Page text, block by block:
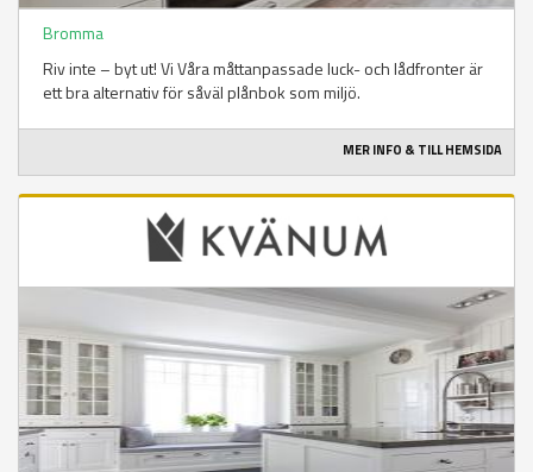
Bromma
Riv inte – byt ut! Vi Våra måttanpassade luck- och lådfronter är
ett bra alternativ för såväl plånbok som miljö.
MER INFO & TILL HEMSIDA